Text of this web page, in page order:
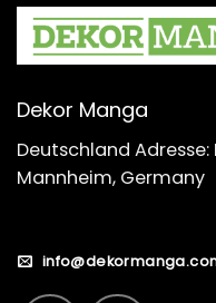
Dekor Manga
Deutschland Adresse:
Mannheim, Germany